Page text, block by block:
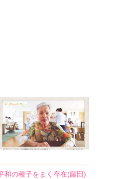
和の種子をまく存在(藤田)